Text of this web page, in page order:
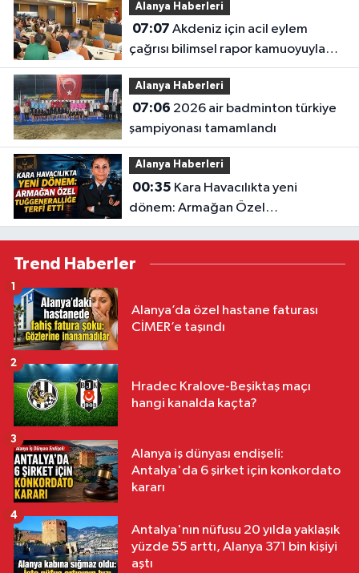
bırakıldı
Alanya Haberleri
07:07
çağrısı bilimsel rapor kamuoyuyla
paylaşıldı: "akdeniz'i korumak
zorundayız"
Alanya Haberleri
07:06
şampiyonası tamamlandı
Alanya Haberleri
00:35
dönem: Armağan Özel
Tuğgeneralliğe terfi etti
Trend Haberler
Alanya’da özel hastane faturası
CİMER’e taşındı
1
Hradec Kralove-Beşiktaş maçı
hangi kanalda kaçta?
2
Alanya iş dünyası endişeli:
Antalya'da 6 şirket için konkordato
kararı
3
Antalya'nın nüfusu 20 yılda yaklaşık
yüzde 55 arttı, Alanya 371 bin kişiyi
aştı
4